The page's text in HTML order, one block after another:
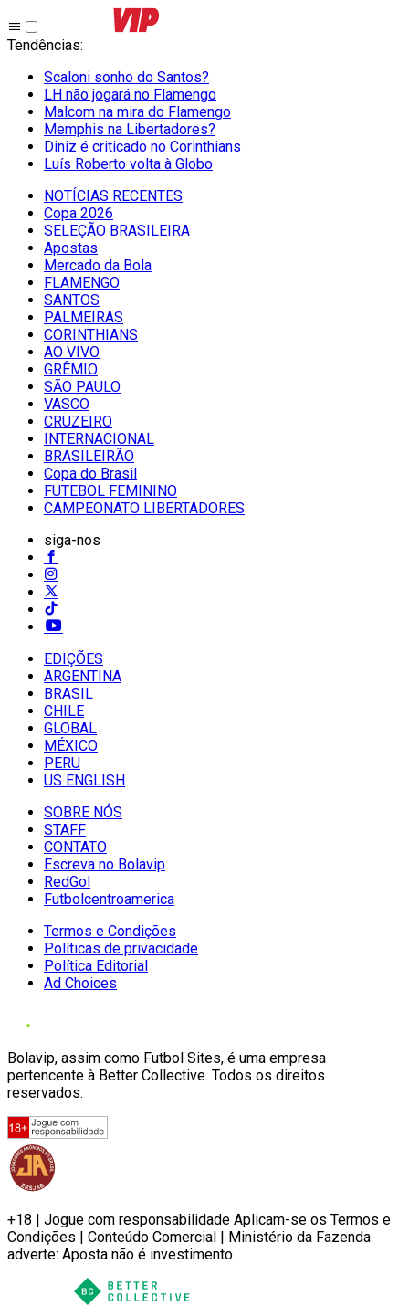
Tendências:
Scaloni sonho do Santos?
LH não jogará no Flamengo
Malcom na mira do Flamengo
Memphis na Libertadores?
Diniz é criticado no Corinthians
Luís Roberto volta à Globo
NOTÍCIAS RECENTES
Copa 2026
SELEÇÃO BRASILEIRA
Apostas
Mercado da Bola
FLAMENGO
SANTOS
PALMEIRAS
CORINTHIANS
AO VIVO
GRÊMIO
SĀO PAULO
VASCO
CRUZEIRO
INTERNACIONAL
BRASILEIRÃO
Copa do Brasil
FUTEBOL FEMININO
CAMPEONATO LIBERTADORES
siga-nos
EDIÇÕES
ARGENTINA
BRASIL
CHILE
GLOBAL
MÉXICO
PERU
US ENGLISH
SOBRE NÓS
STAFF
CONTATO
Escreva no Bolavip
RedGol
Futbolcentroamerica
Termos e Condições
Políticas de privacidade
Política Editorial
Ad Choices
Bolavip, assim como Futbol Sites, é uma empresa
pertencente à Better Collective. Todos os direitos
reservados.
+18 | Jogue com responsabilidade Aplicam-se os Termos e
Condições | Conteúdo Comercial | Ministério da Fazenda
adverte: Aposta não é investimento.